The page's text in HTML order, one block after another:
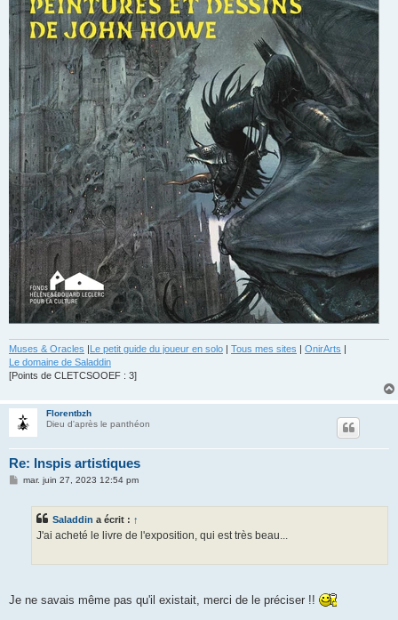
Muses & Oracles |Le petit guide du joueur en solo | Tous mes sites | OnirArts |
Le domaine de Saladdin
[Points de CLETCSOOEF : 3]
Florentbzh
Dieu d'après le panthéon
Re: Inspis artistiques
Mmar. juin 27, 2023 12:54 pm
Saladdin a écrit : ↑
J'ai acheté le livre de l'exposition, qui est très beau...
Je ne savais même pas qu'il existait, merci de le préciser !!